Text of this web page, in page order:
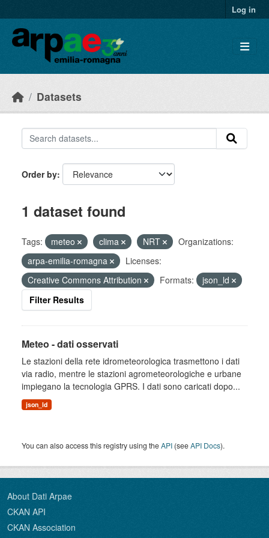
Log in
Datasets
Order by
1 dataset found
Tags: meteo clima NRT
Organizations:
arpa-emilia-romagna
Licenses:
Creative Commons Attribution
Formats:
json_ld
Filter Results
Meteo - dati osservati
Le stazioni della rete idrometeorologica trasmettono i dati
via radio, mentre le stazioni agrometeorologiche e urbane
impiegano la tecnologia GPRS. I dati sono caricati dopo...
json_ld
You can also access this registry using theAPI (seeAPI Docs).
About Dati Arpae
CKAN API
CKAN Association